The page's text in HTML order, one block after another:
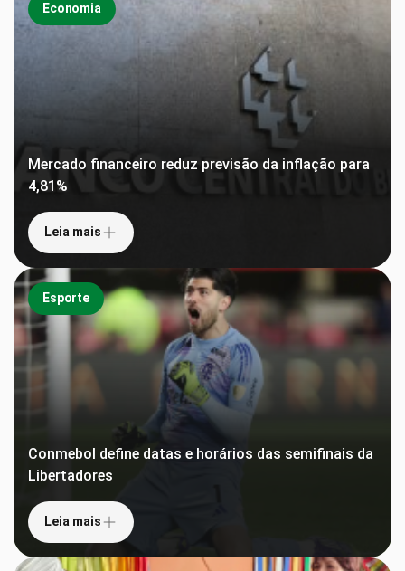
Economia
Mercado financeiro reduz previsão da inflação para
4,81%
Leia mais
Esporte
Conmebol define datas e horários das semifinais da
Libertadores
Leia mais